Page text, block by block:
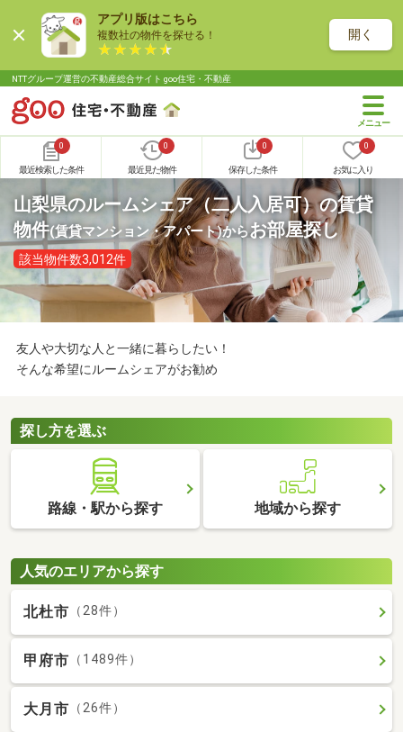
アプリ版はこちら
複数社の物件を探せる！ 開く
NTTグループ運営の不動産総合サイト goo住宅・不動産
0
最近検索した条件
0
最近見た物件
0
保存した条件
0
お気に入り
山梨県のルームシェア（二人入居可）の賃貸
物件(賃貸マンション・アパート)からお部屋探し
該当物件数3,012件
友人や大切な人と一緒に暮らしたい！
そんな希望にルームシェアがお勧め
探し方を選ぶ
路線・駅から探す 地域から探す
人気のエリアから探す
北杜市 （28件）
甲府市 （1489件）
大月市 （26件）